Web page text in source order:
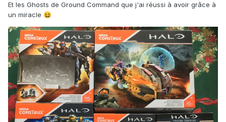
Et les Ghosts de Ground Command que j'ai réussi à avoir grâce à
un miracle 😆